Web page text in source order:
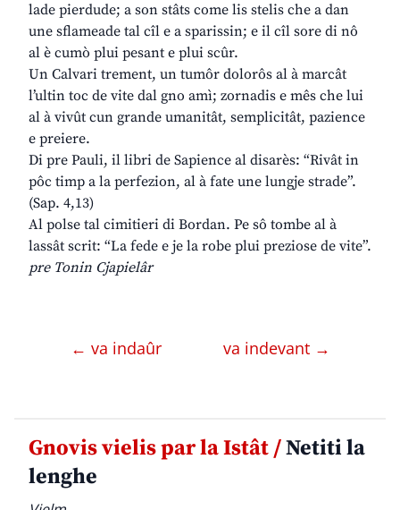
lade pierdude; a son stâts come lis stelis che a dan
une sflameade tal cîl e a sparissin; e il cîl sore di nô
al è cumò plui pesant e plui scûr.
Un Calvari trement, un tumôr dolorôs al à marcât
l’ultin toc de vite dal gno amì; zornadis e mês che lui
al à vivût cun grande umanitât, semplicitât, pazience
e preiere.
Di pre Pauli, il libri de Sapience al disarès: “Rivât in
pôc timp a la perfezion, al à fate une lungje strade”.
(Sap. 4,13)
Al polse tal cimitieri di Bordan. Pe sô tombe al à
lassât scrit: “La fede e je la robe plui preziose de vite”.
pre Tonin Cjapielâr
← va indaûr va indevant →
Gnovis vielis par la Istât /Netiti la
lenghe